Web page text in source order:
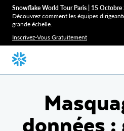
Snowflake World Tour Paris | 15 Octobre
Découvrez comment les équipes
grande échelle.
Inscrivez-Vous Gratuitement
données